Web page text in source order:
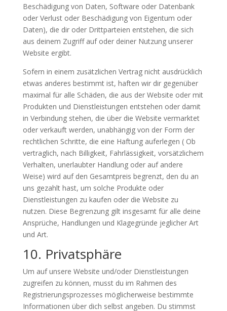
Beschädigung von Daten, Software oder Datenbank
oder Verlust oder Beschädigung von Eigentum oder
Daten), die dir oder Drittparteien entstehen, die sich
aus deinem Zugriff auf oder deiner Nutzung unserer
Website ergibt.
Sofern in einem zusätzlichen Vertrag nicht ausdrücklich
etwas anderes bestimmt ist, haften wir dir gegenüber
maximal für alle Schäden, die aus der Website oder mit
Produkten und Dienstleistungen entstehen oder damit
in Verbindung stehen, die über die Website vermarktet
oder verkauft werden, unabhängig von der Form der
rechtlichen Schritte, die eine Haftung auferlegen ( Ob
vertraglich, nach Billigkeit, Fahrlässigkeit, vorsätzlichem
Verhalten, unerlaubter Handlung oder auf andere
Weise) wird auf den Gesamtpreis begrenzt, den du an
uns gezahlt hast, um solche Produkte oder
Dienstleistungen zu kaufen oder die Website zu
nutzen. Diese Begrenzung gilt insgesamt für alle deine
Ansprüche, Handlungen und Klagegründe jeglicher Art
und Art.
10. Privatsphäre
Um auf unsere Website und/oder Dienstleistungen
zugreifen zu können, musst du im Rahmen des
Registrierungsprozesses möglicherweise bestimmte
Informationen über dich selbst angeben. Du stimmst